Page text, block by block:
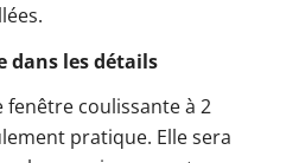
dans les détails
fenêtre coulissante à 2
pratique. Elle sera